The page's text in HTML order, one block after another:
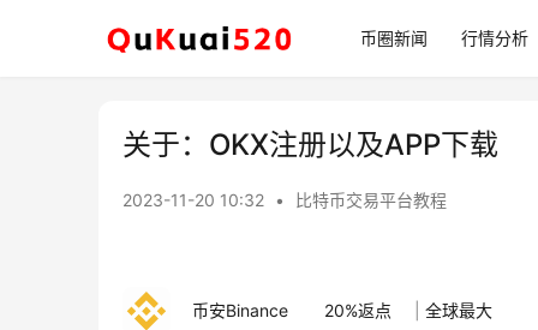
币圈新闻 行情分析
关于：OKX注册以及APP下载
2023-11-20 10:32 • 比特币交易平台教程
币安Binance 20%返点 全球最大